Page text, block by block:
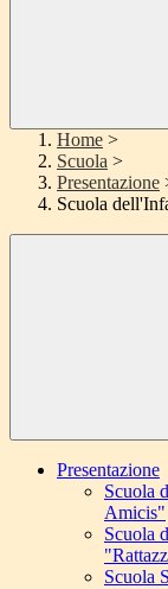
Home >
Scuola >
Presentazione
Scuola
Presentazione
Scuola
Amicis"
Scuola
Scuola